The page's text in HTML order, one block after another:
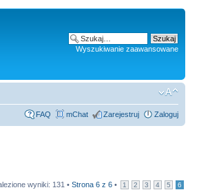
Wyszukiwanie zaawansowane
FAQ mChat Zarejestruj Zaloguj
wyniki: 131 • Strona 6 z 6 • 1 2 3 4 5 6